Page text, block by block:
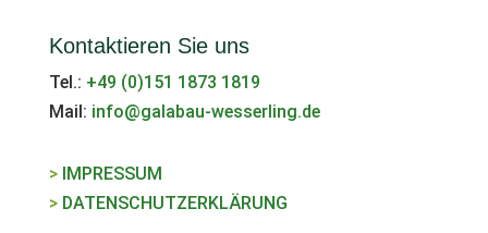
Kontaktieren Sie uns
Tel.: +49 (0)151 1873 1819
Mail: info@galabau-wesserling.de
>IMPRESSUM
>DATENSCHUTZ­ERKLÄRUNG